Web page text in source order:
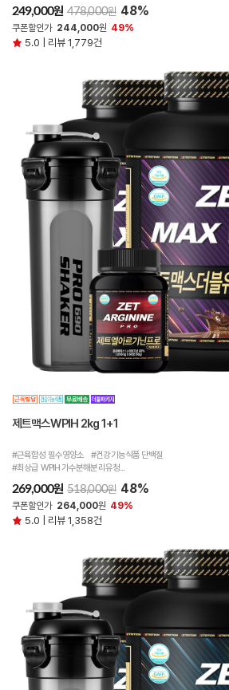
249,000원 478,000원 48%
쿠폰할인가 244,000원 49%
5.0 | 리뷰 1,779건
제트맥스WPIH 2kg 1+1
#근육합성 필수영양소 #건강기능식품 단백질
#최상급 WPIH 가수분해분리유청...
269,000원 518,000원 48%
쿠폰할인가 264,000원 49%
5.0 | 리뷰 1,358건